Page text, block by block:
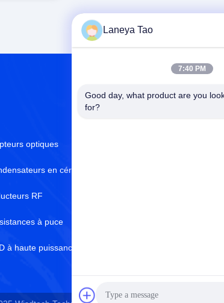
optiques
en céramique
RF
à puce
à haute puissance
Laneya Tao
7:40 PM
Good day, what product are you
for?